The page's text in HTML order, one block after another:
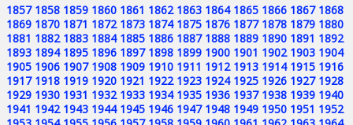
1857 1858 1859 1860 1861 1862 1863 1864 1865 1866 1867 1868
1869 1870 1871 1872 1873 1874 1875 1876 1877 1878 1879 1880
1881 1882 1883 1884 1885 1886 1887 1888 1889 1890 1891 1892
1893 1894 1895 1896 1897 1898 1899 1900 1901 1902 1903 1904
1905 1906 1907 1908 1909 1910 1911 1912 1913 1914 1915 1916
1917 1918 1919 1920 1921 1922 1923 1924 1925 1926 1927 1928
1929 1930 1931 1932 1933 1934 1935 1936 1937 1938 1939 1940
1941 1942 1943 1944 1945 1946 1947 1948 1949 1950 1951 1952